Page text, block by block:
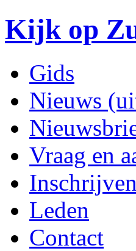
Kijk op
Gids
Nieuws
Vraag en
Inschrijven
Leden
Contact